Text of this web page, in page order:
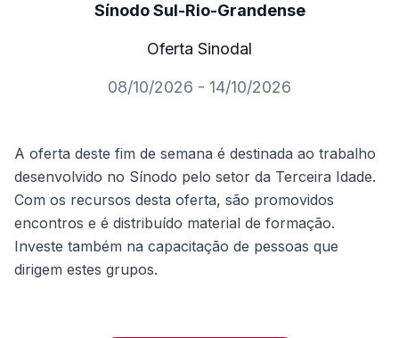
Sínodo Sul-Rio-Grandense
Oferta Sinodal
08/10/2026 - 14/10/2026
A oferta deste fim de semana é destinada ao trabalho
desenvolvido no Sínodo pelo setor da Terceira Idade.
Com os recursos desta oferta, são promovidos
encontros e é distribuído material de formação.
Investe também na capacitação de pessoas que
dirigem estes grupos.